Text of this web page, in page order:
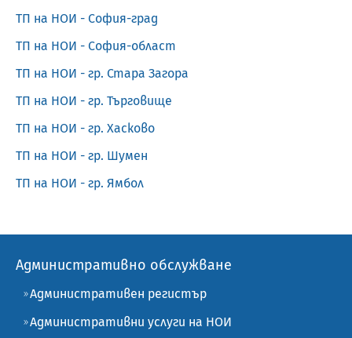
ТП на НОИ - София-град
ТП на НОИ - София-област
ТП на НОИ - гр. Стара Загора
ТП на НОИ - гр. Търговище
ТП на НОИ - гр. Хасково
ТП на НОИ - гр. Шумен
ТП на НОИ - гр. Ямбол
Административно обслужване
Административен регистър
Административни услуги на НОИ